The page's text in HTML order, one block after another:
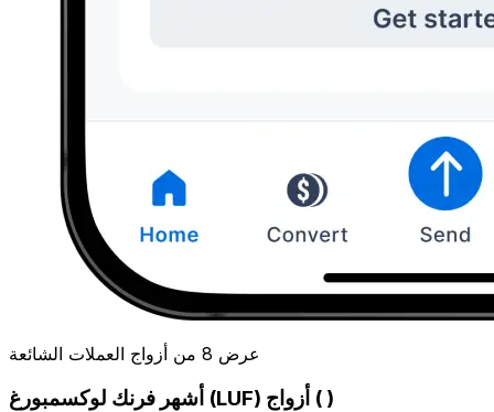
عرض 8 من أزواج العملات الشائعة
أشهر فرنك لوكسمبورغ (LUF) أزواج ( )